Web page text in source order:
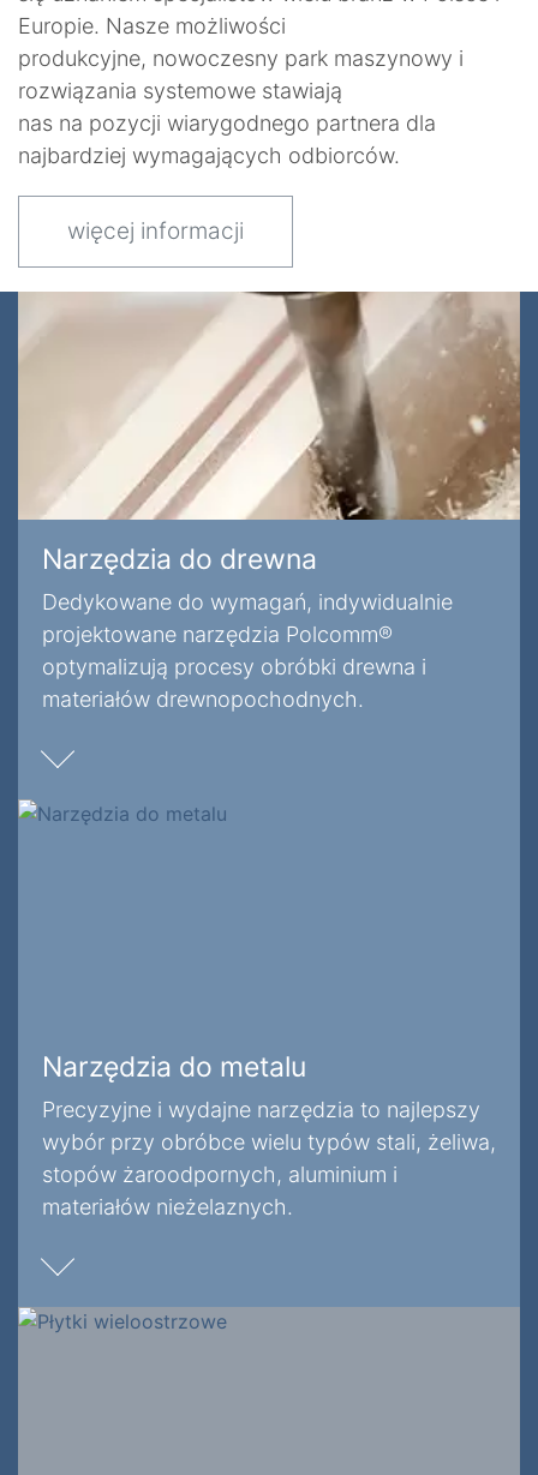
Europie. Nasze możliwości
produkcyjne, nowoczesny park maszynowy i
rozwiązania systemowe stawiają
nas na pozycji wiarygodnego partnera dla
najbardziej wymagających odbiorców.
więcej informacji
Narzędzia do drewna
Dedykowane do wymagań, indywidualnie
projektowane narzędzia Polcomm®
optymalizują procesy obróbki drewna i
materiałów drewnopochodnych.
Narzędzia do metalu
Precyzyjne i wydajne narzędzia to najlepszy
wybór przy obróbce wielu typów stali, żeliwa,
stopów żaroodpornych, aluminium i
materiałów nieżelaznych.